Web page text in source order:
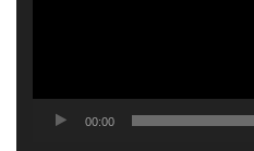
00:00